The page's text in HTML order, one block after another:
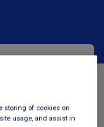
storing of cookies on
usage, and assist in